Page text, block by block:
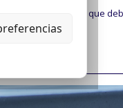
Financiera que
Financiera